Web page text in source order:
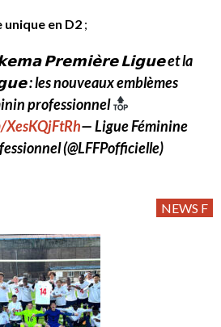
unique en D2 ;
𝗣𝗿𝗲𝗺𝗶𝗲̀𝗿𝗲 𝗟𝗶𝗴𝘂𝗲 et la
: les nouveaux emblèmes
professionnel
— Ligue Féminine
(@LFFPofficielle)
NEWS F